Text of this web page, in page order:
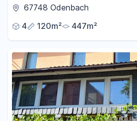
Terrasse, Balkon
67748 Odenbach
4
120m² 447m²